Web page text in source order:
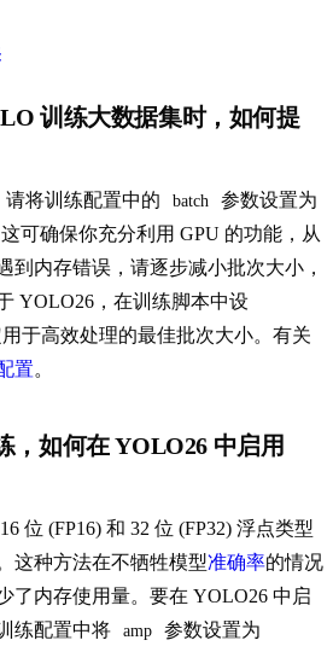
训练大数据集时，如何提
请将训练配置中的 batch
参数设置为
可确保你充分利用 GPU 的功能，从
到内存错误，请逐步减小批次大小，
YOLO26，在训练脚本中设
于高效处理的最佳批次大小。有关
置。
，如何在 YOLO26 中启用
位 (FP16) 和 32 位 (FP32) 浮点类型
这种方法在不牺牲模型准确率的情况
了内存使用量。要在 YOLO26 中启
练配置中将
amp 参数设置为